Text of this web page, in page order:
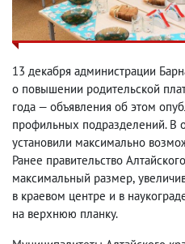
13 декабря администрации
о повышении родительской
года — объявления об этом
профильных подразделений. В
установили максимально
Ранее правительство
максимальный размер,
в краевом центре и в
на верхнюю планку.